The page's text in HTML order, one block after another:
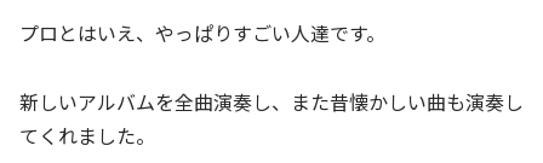
プロとはいえ、やっぱりすごい人達です。
新しいアルバムを全曲演奏し、また昔懐かしい曲も演奏し
てくれました。